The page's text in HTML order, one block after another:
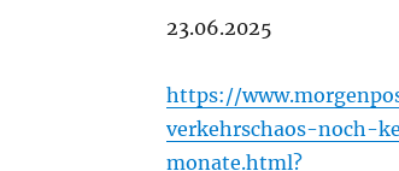
23.06.2025
https://
verkehrschaos-noch-
monate.html?